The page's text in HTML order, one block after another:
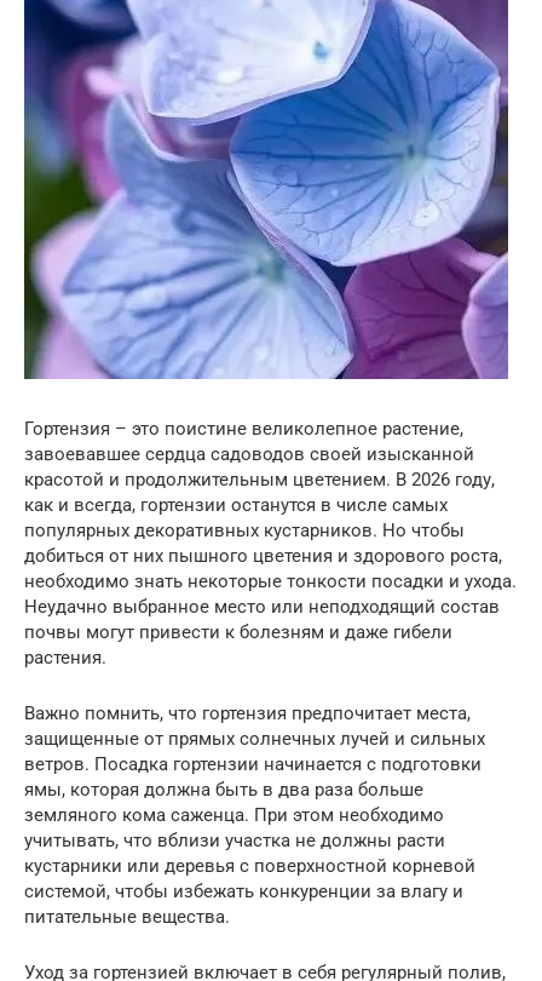
Гортензия – это поистине великолепное растение,
завоевавшее сердца садоводов своей изысканной
красотой и продолжительным цветением. В 2026 году,
как и всегда, гортензии останутся в числе самых
популярных декоративных кустарников. Но чтобы
добиться от них пышного цветения и здорового роста,
необходимо знать некоторые тонкости посадки и ухода.
Неудачно выбранное место или неподходящий состав
почвы могут привести к болезням и даже гибели
растения.
Важно помнить, что гортензия предпочитает места,
защищенные от прямых солнечных лучей и сильных
ветров. Посадка гортензии начинается с подготовки
ямы, которая должна быть в два раза больше
земляного кома саженца. При этом необходимо
учитывать, что вблизи участка не должны расти
кустарники или деревья с поверхностной корневой
системой, чтобы избежать конкуренции за влагу и
питательные вещества.
Уход за гортензией включает в себя регулярный полив,